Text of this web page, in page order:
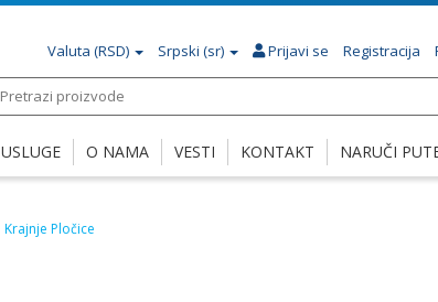
Valuta (RSD) Srpski (sr) Prijavi se Registracija
USLUGE O NAMA VESTI KONTAKT NARUČI
Krajnje Pločice